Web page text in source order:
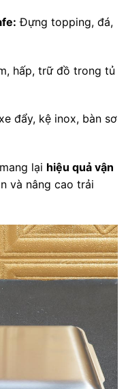
Đựng topping, đá,
hấp, trữ đồ trong tủ
đẩy, kệ inox, bàn sơ
lại hiệu quả vận
và nâng cao trải